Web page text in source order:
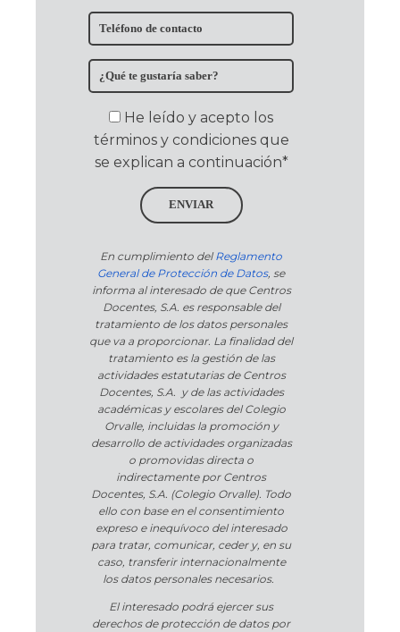
He leído y acepto los
términos y condiciones que
se explican a continuación*
ENVIAR
En cumplimiento delReglamento
General de Protección de Datos, se
informa al interesado de que Centros
Docentes, S.A. es responsable del
tratamiento de los datos personales
que va a proporcionar. La finalidad del
tratamiento es la gestión de las
actividades estatutarias de Centros
Docentes, S.A. y de las actividades
académicas y escolares del Colegio
Orvalle, incluidas la promoción y
desarrollo de actividades organizadas
o promovidas directa o
indirectamente por Centros
Docentes, S.A. (Colegio Orvalle). Todo
ello con base en el consentimiento
expreso e inequívoco del interesado
para tratar, comunicar, ceder y, en su
caso, transferir internacionalmente
los datos personales necesarios.
El interesado podrá ejercer sus
derechos de protección de datos por